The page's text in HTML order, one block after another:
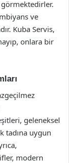
ve
Kuba Servis,
onlara bir
geleneksel
tadına uygun
modern